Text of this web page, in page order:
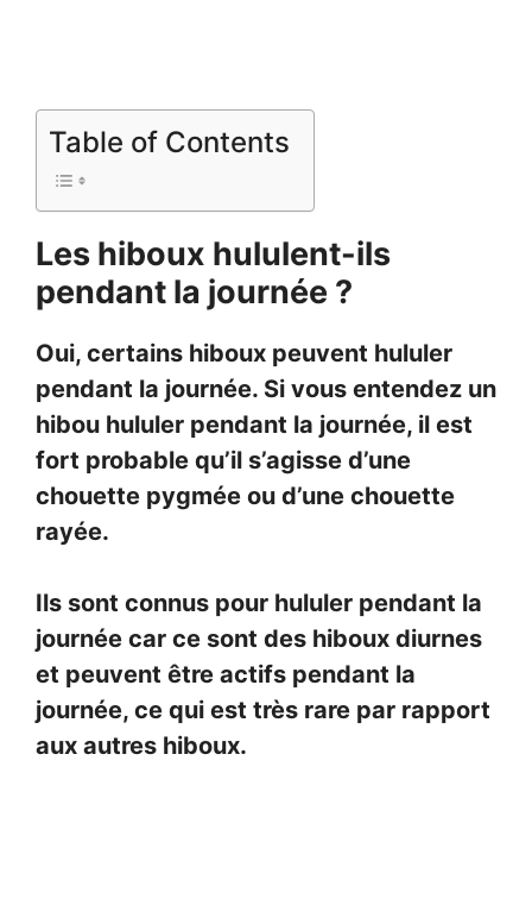
Table of Contents
Les hiboux hululent-ils
pendant la journée ?
Oui, certains hiboux peuvent hululer
pendant la journée. Si vous entendez un
hibou hululer pendant la journée, il est
fort probable qu’il s’agisse d’une
chouette pygmée ou d’une chouette
rayée.
Ils sont connus pour hululer pendant la
journée car ce sont des hiboux diurnes
et peuvent être actifs pendant la
journée, ce qui est très rare par rapport
aux autres hiboux.